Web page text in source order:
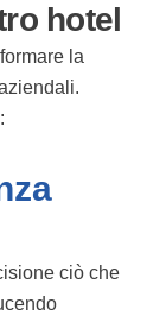
hotel
la
ciò che